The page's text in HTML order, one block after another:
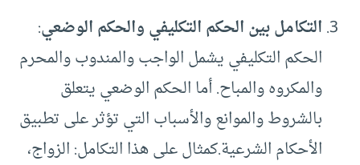
التكامل بين الحكم التكليفي والحكم الوضعي:
الحكم التكليفي يشمل الواجب والمندوب والمحرم
والمكروه والمباح. أما الحكم الوضعي يتعلق
بالشروط والموانع والأسباب التي تؤثر على تطبيق
الأحكام الشرعية.كمثال على هذا التكامل: الزواج،